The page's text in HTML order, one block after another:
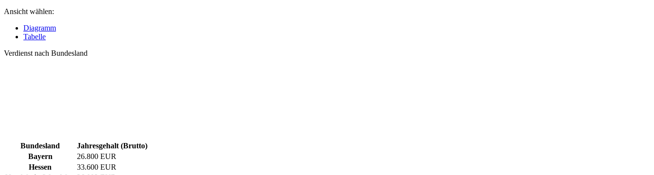
Ansicht wählen:
Diagramm
Tabelle
Verdienst nach Bundesland
Bundesland
Jahresgehalt (Brutto)
Bayern
26.800 EUR
Hessen
33.600 EUR